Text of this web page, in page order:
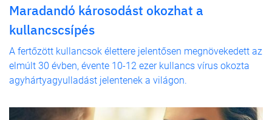
Maradandó károsodást okozhat a
kullancscsípés
A fertőzött kullancsok élettere jelentősen megnövekedett az
elmúlt 30 évben, évente 10-12 ezer kullancs vírus okozta
agyhártyagyulladást jelentenek a világon.